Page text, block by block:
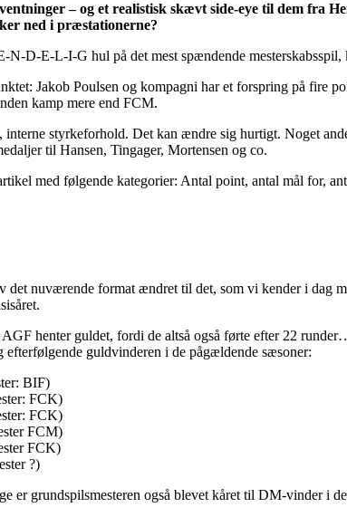
– og et realistisk skævt side-eye til dem fra
ned i præstationerne?
N-D-E-L-I-G hul på det mest spændende mesterskabsspil,
Jakob Poulsen og kompagni har et forspring på fire
kamp mere end FCM.
styrkeforhold. Det kan ændre sig hurtigt. Noget
til Hansen, Tingager, Mortensen og co.
med følgende kategorier: Antal point, antal mål for,
det nuværende format ændret til det, som vi kender i dag
henter guldet, fordi de altså også førte efter 22
efterfølgende guldvinderen i de pågældende sæsoner:
BIF)
FCK)
FCK)
FCM)
FCK)
?)
er grundspilsmesteren også blevet kåret til DM-vinder i